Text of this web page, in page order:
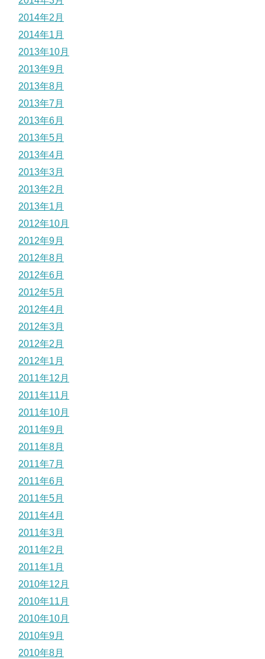
2014年2月
2014年1月
2013年10月
2013年9月
2013年8月
2013年7月
2013年6月
2013年5月
2013年4月
2013年3月
2013年2月
2013年1月
2012年10月
2012年9月
2012年8月
2012年6月
2012年5月
2012年4月
2012年3月
2012年2月
2012年1月
2011年12月
2011年11月
2011年10月
2011年9月
2011年8月
2011年7月
2011年6月
2011年5月
2011年4月
2011年3月
2011年2月
2011年1月
2010年12月
2010年11月
2010年10月
2010年9月
2010年8月